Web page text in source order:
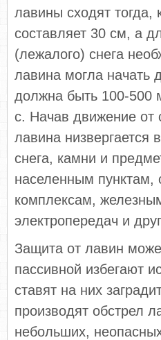
лавины сходят тогда,
составляет 30 см, а
(лежалого) снега
лавина могла начать
должна быть 100-500
с. Начав движение от
лавина низвергается
снега, камни и
населенным пунктам,
комплексам,
электропередач и
Защита от лавин
пассивной избегают
ставят на них
производят обстрел
небольших,